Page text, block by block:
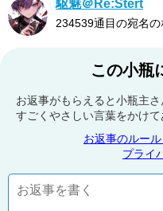
駆魅＠Re:Stert
234539通目の宛名
この小瓶
お返事がもらえると小瓶主
すごくやさしい言葉をかけ
お返事のルー
プライ